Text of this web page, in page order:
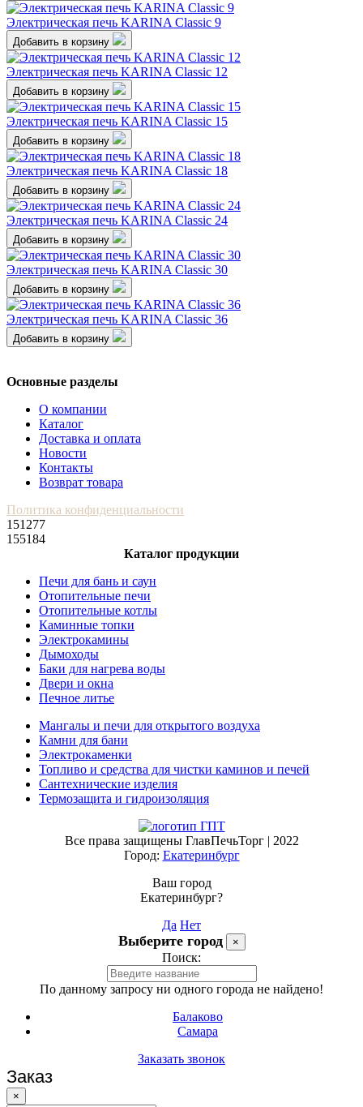
Электрическая печь KARINA Classic 9
Добавить в корзину
Электрическая печь KARINA Classic 12
Добавить в корзину
Электрическая печь KARINA Classic 15
Добавить в корзину
Электрическая печь KARINA Classic 18
Добавить в корзину
Электрическая печь KARINA Classic 24
Добавить в корзину
Электрическая печь KARINA Classic 30
Добавить в корзину
Электрическая печь KARINA Classic 36
Добавить в корзину
Основные разделы
О компании
Каталог
Доставка и оплата
Новости
Контакты
Возврат товара
Политика конфиденциальности
151277
155184
Каталог продукции
Печи для бань и саун
Отопительные печи
Отопительные котлы
Каминные топки
Электрокамины
Дымоходы
Баки для нагрева воды
Двери и окна
Печное литье
Мангалы и печи для открытого воздуха
Камни для бани
Электрокаменки
Топливо и средства для чистки каминов и печей
Сантехнические изделия
Термозащита и гидроизоляция
Все права защищены ГлавПечьТорг | 2022
Город: Екатеринбург
Ваш город
Екатеринбург?
Да Нет
Выберите город ×
Поиск:
По данному запросу ни одного города не найдено!
Балаково
Самара
Заказать звонок
Заказ
×